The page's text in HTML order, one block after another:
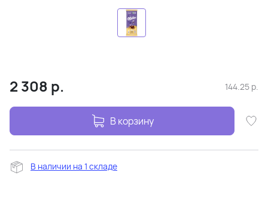
2 308 р. 144.25 р.
В корзину
В наличии на 1 складе